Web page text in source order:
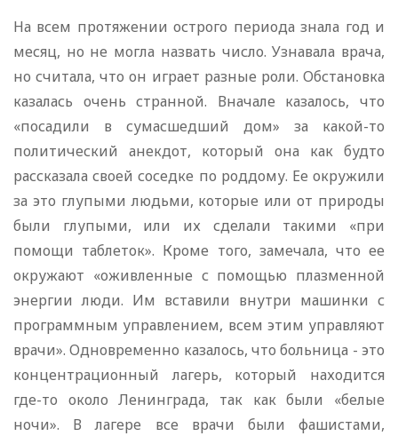
На всем протяжении острого периода знала год и
месяц, но не могла назвать число. Узнавала врача,
но считала, что он играет разные роли. Обстановка
казалась очень странной. Вначале казалось, что
«посадили в сумасшедший дом» за какой-то
политический анекдот, который она как будто
рассказала своей соседке по роддому. Ее окружили
за это глупыми людьми, которые или от природы
были глупыми, или их сделали такими «при
помощи таблеток». Кроме того, замечала, что ее
окружают «оживленные с помощью плазменной
энергии люди. Им вставили внутри машинки с
программным управлением, всем этим управляют
врачи». Одновременно казалось, что больница - это
концентрационный лагерь, который находится
где-то около Ленинграда, так как были «белые
ночи». В лагере все врачи были фашистами,